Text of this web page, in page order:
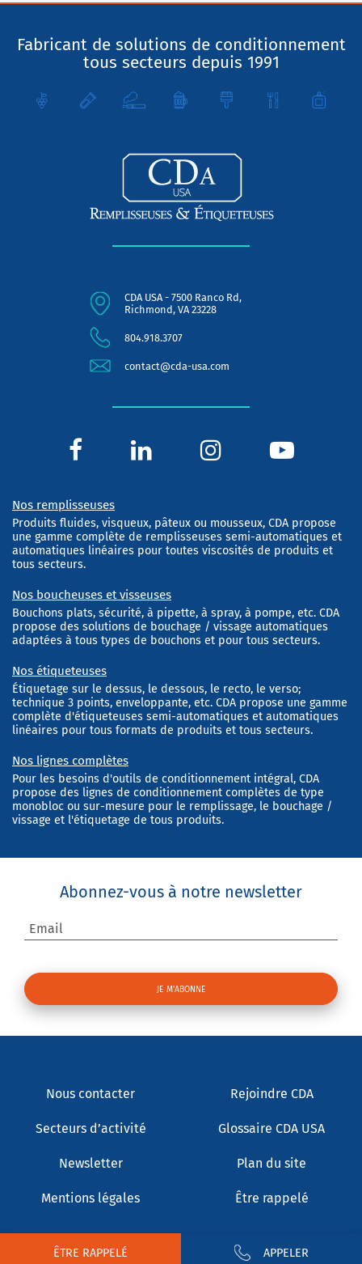
ÊTRE RAPPELÉ APPELER
Fabricant de solutions de conditionnement
tous secteurs depuis 1991
CDA USA - 7500 Ranco Rd,
Richmond, VA 23228
804.918.3707
contact@cda-usa.com
Nos remplisseuses
Produits fluides, visqueux, pâteux ou mousseux, CDA propose
une gamme complète de remplisseuses semi-automatiques et
automatiques linéaires pour toutes viscosités de produits et
tous secteurs.
Nos boucheuses et visseuses
Bouchons plats, sécurité, à pipette, à spray, à pompe, etc. CDA
propose des solutions de bouchage / vissage automatiques
adaptées à tous types de bouchons et pour tous secteurs.
Nos étiqueteuses
Étiquetage sur le dessus, le dessous, le recto, le verso;
technique 3 points, enveloppante, etc. CDA propose une gamme
complète d'étiqueteuses semi-automatiques et automatiques
linéaires pour tous formats de produits et tous secteurs.
Nos lignes complètes
Pour les besoins d'outils de conditionnement intégral, CDA
propose des lignes de conditionnement complètes de type
monobloc ou sur-mesure pour le remplissage, le bouchage /
vissage et l'étiquetage de tous produits.
Abonnez-vous à notre newsletter
Email
Nous contacter Rejoindre CDA
Secteurs d’activité Glossaire CDA USA
Newsletter Plan du site
Mentions légales Être rappelé